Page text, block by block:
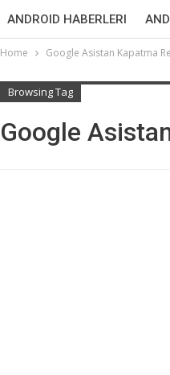
ANDROID HABERLERI
Home Google Asistan Kapatma
Browsing Tag
Google